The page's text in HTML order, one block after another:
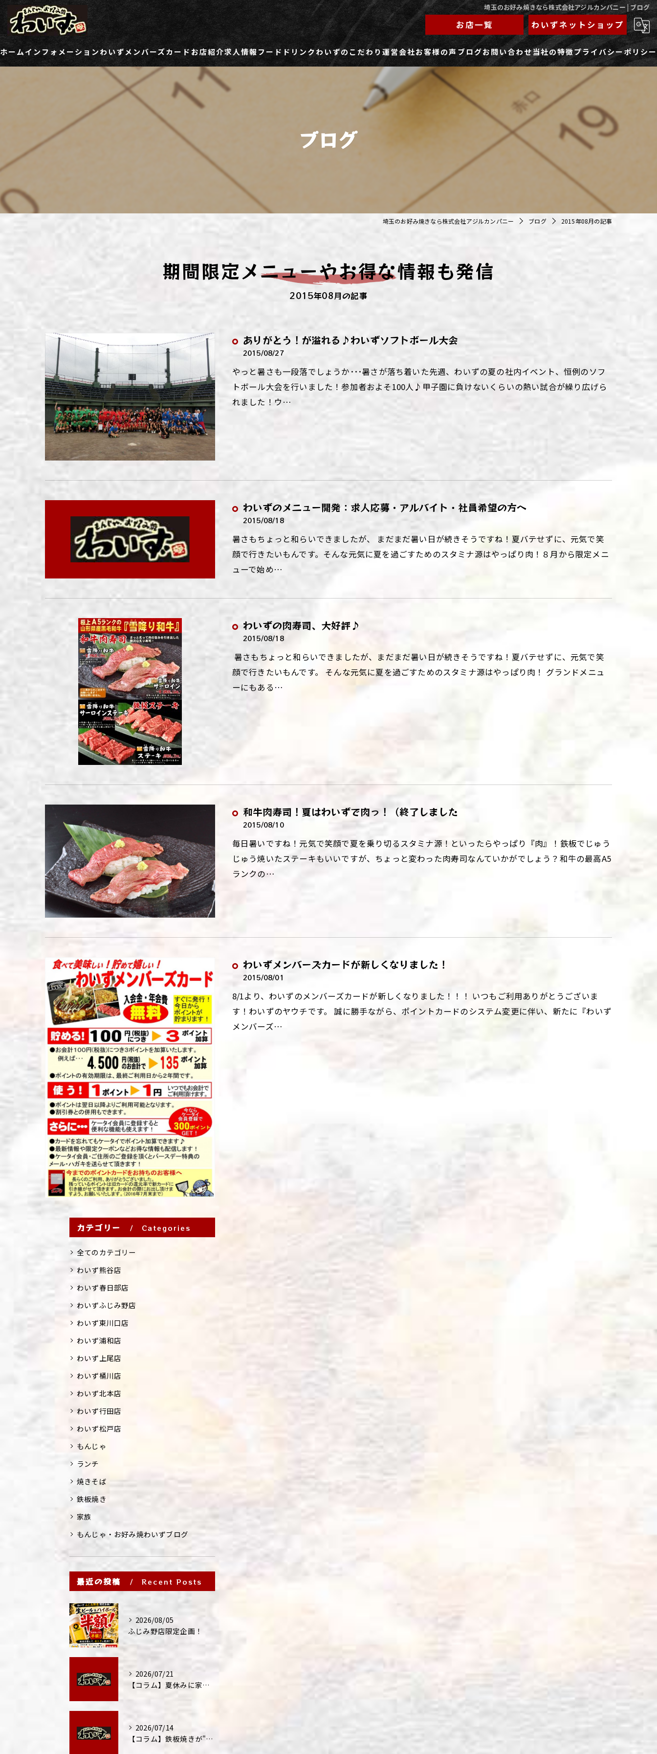
埼玉のお好み焼きなら株式会社アジルカンパニー | ブログ
お店一覧 わいずネットショップ
ホームインフォメーションわいずメンバーズカード
ご登録情報変更フォーム
お店紹介
わいず所沢店
わいずふじみ野店
わいず春日部店
わいず三芳店
わいず桶川店
わいず松戸店
求人情報フード ドリンクわいずのこだわり運営会社お客様の声 ブログお問い合わせ当社の特徴
もんじゃ
ランチ
焼きそば
鉄板焼き
プライバシーポリシー
ブログ
埼玉のお好み焼きなら株式会社アジルカンパニー ブログ 2015年08月の記事
期間限定メニューやお得な情報も発信
2015年08月の記事
ありがとう！が溢れる♪わいずソフトボール大会
2015/08/27
やっと暑さも一段落でしょうか･･･暑さが落ち着いた先週、わいずの夏の社内イベント、恒例のソフ
トボール大会を行いました！参加者およそ100人♪甲子園に負けないくらいの熱い試合が繰り広げら
れました！ウ…
わいずのメニュー開発：求人応募・アルバイト・社員希望の方へ
2015/08/18
暑さもちょっと和らいできましたが、 まだまだ暑い日が続きそうですね！夏バテせずに、元気で笑
顔で行きたいもんです。そんな元気に夏を過ごすためのスタミナ源はやっぱり肉！８月から限定メニ
ューで始め…
わいずの肉寿司、大好評♪
2015/08/18
暑さもちょっと和らいできましたが、まだまだ暑い日が続きそうですね！夏バテせずに、元気で笑
顔で行きたいもんです。 そんな元気に夏を過ごすためのスタミナ源はやっぱり肉！ グランドメニュ
ーにもある…
和牛肉寿司！夏はわいずで肉っ！（終了しました
2015/08/10
毎日暑いですね！元気で笑顔で夏を乗り切るスタミナ源！といったらやっぱり『肉』！鉄板でじゅう
じゅう焼いたステーキもいいですが、ちょっと変わった肉寿司なんていかがでしょう？和牛の最高A5
ランクの…
わいずメンバーズカードが新しくなりました！
2015/08/01
8/1より、わいずのメンバーズカードが新しくなりました！！！ いつもご利用ありがとうございま
す！わいずのヤウチです。 誠に勝手ながら、ポイントカードのシステム変更に伴い、新たに『わいず
メンバーズ…
カテゴリー Categories
全てのカテゴリー
わいず熊谷店
わいず春日部店
わいずふじみ野店
わいず東川口店
わいず浦和店
わいず上尾店
わいず桶川店
わいず北本店
わいず行田店
わいず松戸店
もんじゃ
ランチ
焼きそば
鉄板焼き
家族
もんじゃ・お好み焼わいずブログ
最近の投稿 Recent Posts
2026/08/05
ふじみ野店限定企画！
2026/07/21
【コラム】夏休みに家族外食が増える理由
2026/07/14
【コラム】鉄板焼きが"コミュニケーション飯"と呼ばれる理由